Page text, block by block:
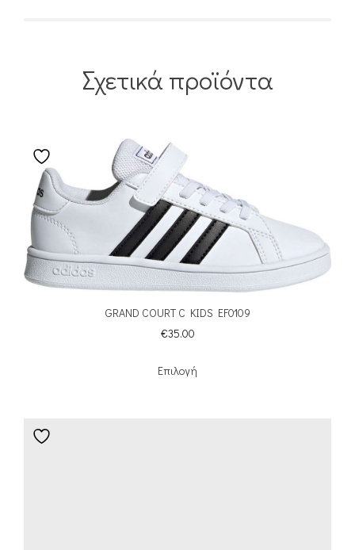
Σχετικά προϊόντα
GRAND COURT C KIDS EF0109
€35.00
Επιλογή